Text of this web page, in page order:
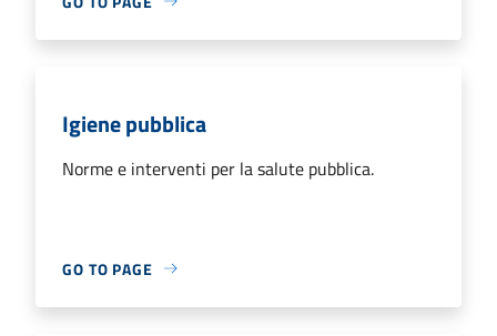
Igiene pubblica
Norme e interventi per la salute pubblica.
GO TO PAGE